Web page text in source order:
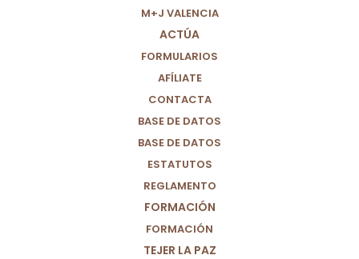
M+J VALENCIA
ACTÚA
FORMULARIOS
AFÍLIATE
CONTACTA
BASE DE DATOS
BASE DE DATOS
ESTATUTOS
REGLAMENTO
FORMACIÓN
FORMACIÓN
TEJER LA PAZ